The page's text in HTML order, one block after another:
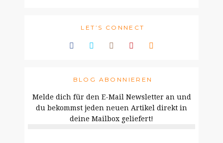
LET’S CONNECT
BLOG ABONNIEREN
Melde dich für den E-Mail Newsletter an und
du bekommst jeden neuen Artikel direkt in
deine Mailbox geliefert!